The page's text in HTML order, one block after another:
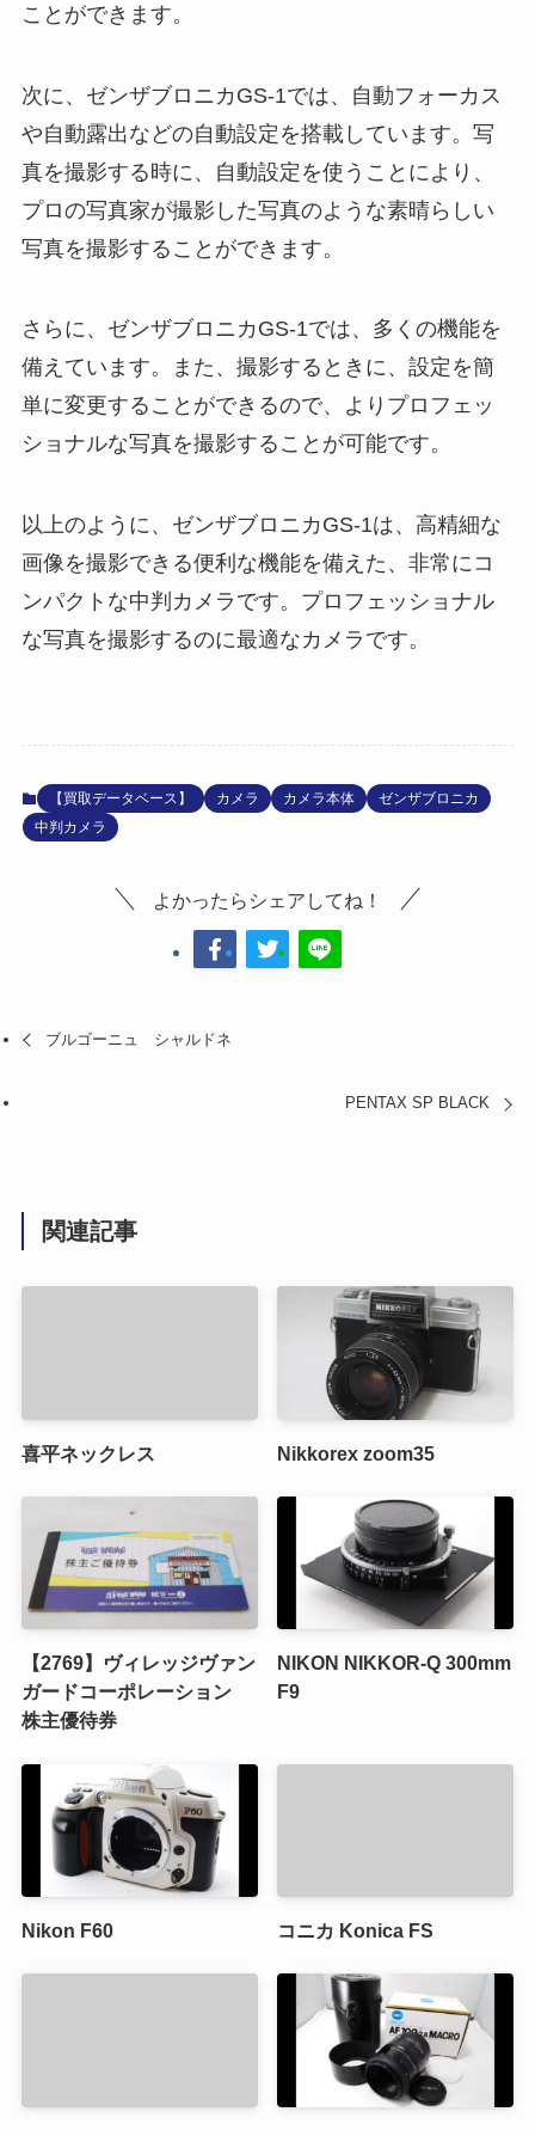
ことができます。
次に、ゼンザブロニカGS-1では、自動フォーカス
や自動露出などの自動設定を搭載しています。写
真を撮影する時に、自動設定を使うことにより、
プロの写真家が撮影した写真のような素晴らしい
写真を撮影することができます。
さらに、ゼンザブロニカGS-1では、多くの機能を
備えています。また、撮影するときに、設定を簡
単に変更することができるので、よりプロフェッ
ショナルな写真を撮影することが可能です。
以上のように、ゼンザブロニカGS-1は、高精細な
画像を撮影できる便利な機能を備えた、非常にコ
ンパクトな中判カメラです。プロフェッショナル
な写真を撮影するのに最適なカメラです。
【買取データベース】 カメラ カメラ本体
ゼンザブロニカ
中判カメラ
よかったらシェアしてね！
ブルゴーニュ シャルドネ
PENTAX SP BLACK
関連記事
喜平ネックレス Nikkorex zoom35
【2769】ヴィレッジヴァン
ガードコーポレーション
株主優待券
NIKON NIKKOR-Q 300mm
F9
Nikon F60 コニカ Konica FS